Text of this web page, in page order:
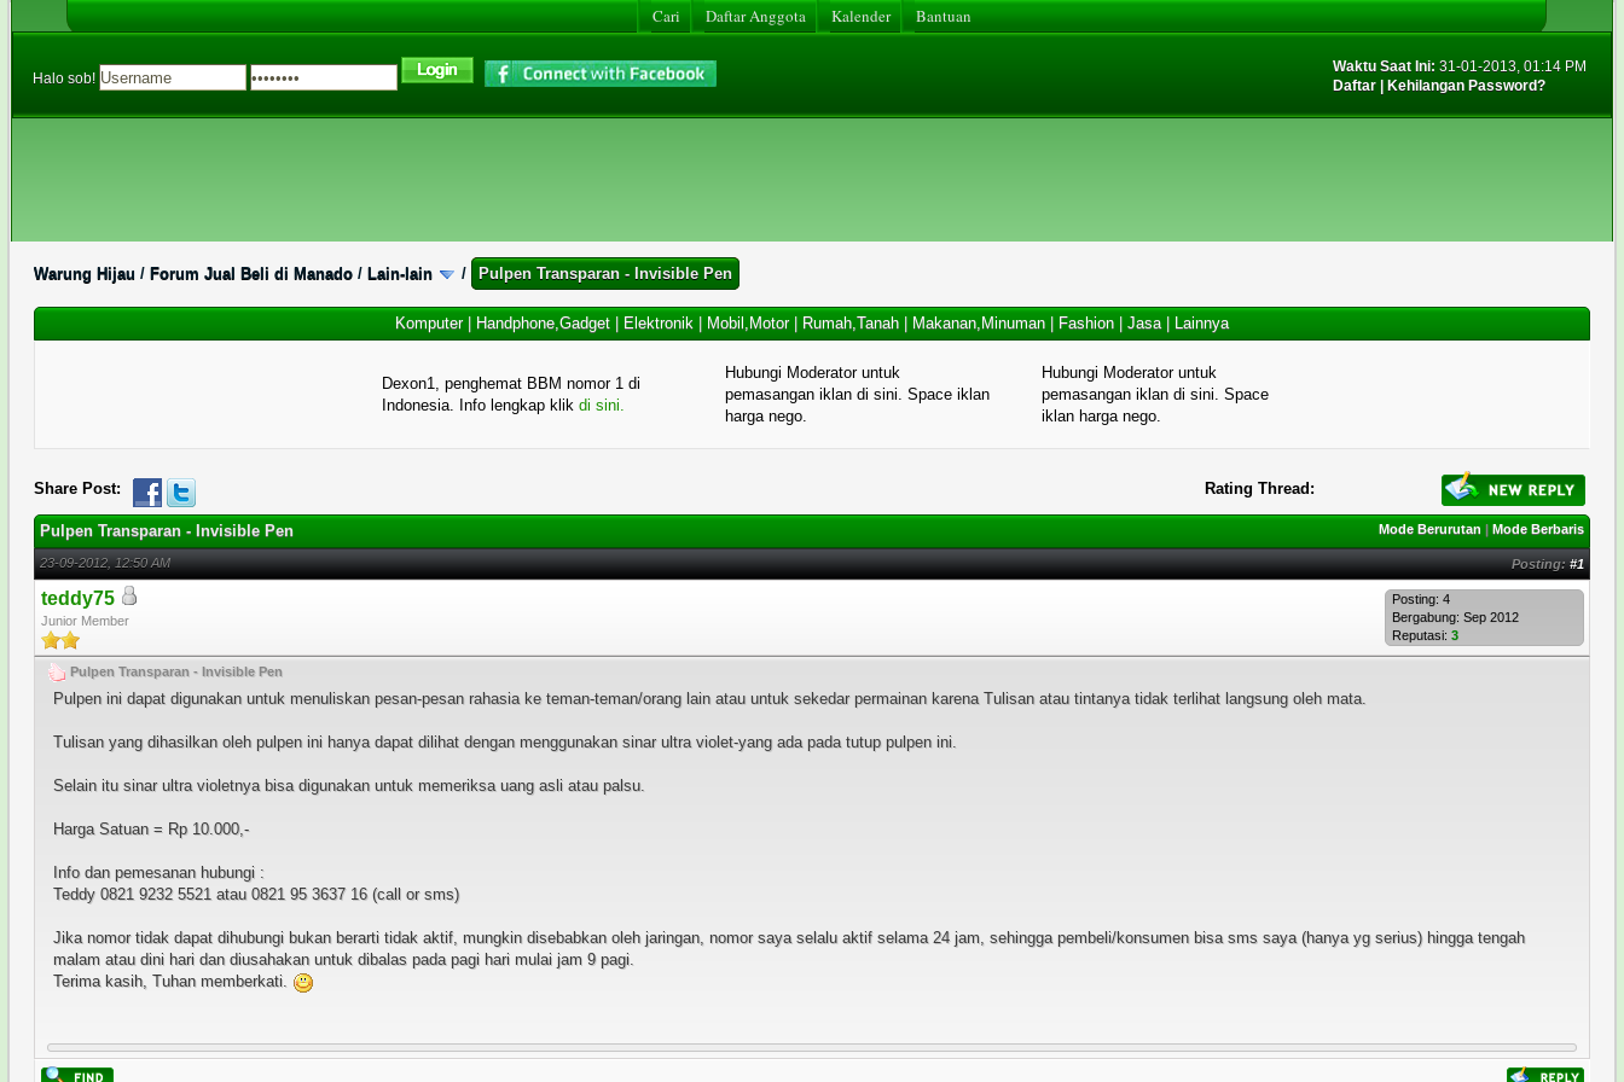
Cari Daftar Anggota Kalender Bantuan
Halo sob!
Waktu Saat Ini: 31-01-2013, 01:14 PM
Daftar
Kehilangan Password?
Warung Hijau / Forum Jual Beli di Manado / Lain-lain / Pulpen Transparan - Invisible Pen
Komputer| Handphone,Gadget Elektronik Mobil,Motor| Rumah,Tanah Makanan,Minuman Fashion |Jasa| Lainnya
Dexon1, penghemat BBM nomor 1 di
Indonesia. Info lengkap klikdi sini.
Hubungi Moderator untuk
pemasangan iklan di sini. Space iklan
harga nego.
Hubungi Moderator untuk
pemasangan iklan di sini. Space
iklan harga nego.
Rating Thread:
1 Memberi Suara - 5 Rata-rata
12345
Share Post:
Mode Berurutan |Mode Berbaris
Pulpen Transparan - Invisible Pen
23-09-2012, 12:50 AM Posting:#1
teddy75
Junior Member
Posting: 4
Bergabung: Sep 2012
Reputasi:3
Pulpen Transparan - Invisible Pen
Pulpen ini dapat digunakan untuk menuliskan pesan-pesan rahasia ke teman-teman/orang lain atau untuk sekedar permainan karena Tulisan atau tintanya tidak terlihat langsung oleh mata.
Tulisan yang dihasilkan oleh pulpen ini hanya dapat dilihat dengan menggunakan sinar ultra violet-yang ada pada tutup pulpen ini.
Selain itu sinar ultra violetnya bisa digunakan untuk memeriksa uang asli atau palsu.
Harga Satuan = Rp 10.000,-
Info dan pemesanan hubungi :
Teddy 0821 9232 5521 atau 0821 95 3637 16 (call or sms)
Jika nomor tidak dapat dihubungi bukan berarti tidak aktif, mungkin disebabkan oleh jaringan, nomor saya selalu aktif selama 24 jam, sehingga pembeli/konsumen bisa sms saya (hanya yg serius) hingga tengah
malam atau dini hari dan diusahakan untuk dibalas pada pagi hari mulai jam 9 pagi.
Terima kasih, Tuhan memberkati.